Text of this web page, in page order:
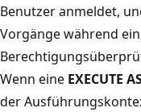
Benutzer anmeldet,
Vorgänge während
Wenn eine EXECUTE
der